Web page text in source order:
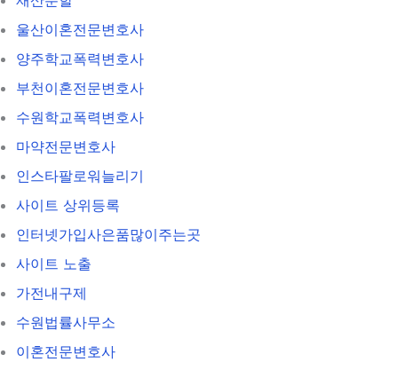
울산이혼전문변호사
양주학교폭력변호사
부천이혼전문변호사
수원학교폭력변호사
마약전문변호사
인스타팔로워늘리기
사이트 상위등록
인터넷가입사은품많이주는곳
사이트 노출
가전내구제
수원법률사무소
이혼전문변호사